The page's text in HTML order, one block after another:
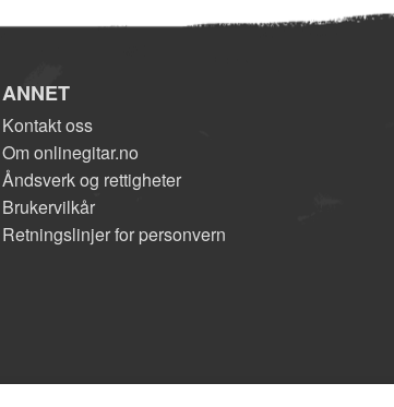
ANNET
Kontakt oss
Om onlinegitar.no
Åndsverk og rettigheter
Brukervilkår
Retningslinjer for personvern